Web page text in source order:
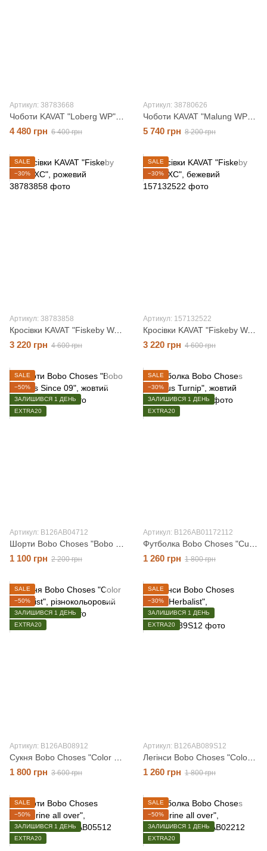
Артикул: 38783668
4 480 грн 6 400 грн
Артикул: 38780626
5 740 грн 8 200 грн
SALE
−30%
Артикул: 38783858
Кросівки KAVAT "Fiskeby Warm XC", рожевий, 22 розмір
3 220 грн 4 600 грн
SALE
−30%
Артикул: 157132522
Кросівки KAVAT "Fiskeby Warm XC", бежевий, 22 розмір
3 220 грн 4 600 грн
SALE
−50%
ЗАЛИШИВСЯ 1 ДЕНЬ
EXTRA20
Артикул: B126AB04712
1 100 грн 2 200 грн
SALE
−30%
ЗАЛИШИВСЯ 1 ДЕНЬ
EXTRA20
Артикул: B126AB01172112
1 260 грн 1 800 грн
SALE
−50%
ЗАЛИШИВСЯ 1 ДЕНЬ
EXTRA20
Артикул: B126AB08912
1 800 грн 3 600 грн
SALE
−30%
ЗАЛИШИВСЯ 1 ДЕНЬ
EXTRA20
Артикул: B126AB089S12
1 260 грн 1 800 грн
SALE
−50%
ЗАЛИШИВСЯ 1 ДЕНЬ
EXTRA20
SALE
−50%
ЗАЛИШИВСЯ 1 ДЕНЬ
EXTRA20